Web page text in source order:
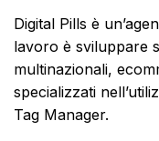
Digital Pills è
lavoro è sviluppare
multinazionali,
specializzati
Tag Manager.